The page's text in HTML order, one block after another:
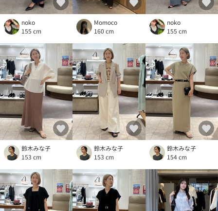
noko
155 cm
Momoco
160 cm
noko
155 cm
鈴木みな子
153 cm
鈴木みな子
153 cm
鈴木みな子
154 cm